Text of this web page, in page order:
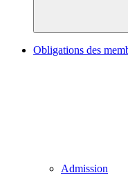
Obligations des
Admission